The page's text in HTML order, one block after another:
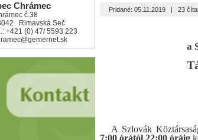
Chrámec
č.38
Rimavská Seč
+421 (0) 47/ 5593 223
Pridané: 05.11.2019 |23
a
A Szlovák
7:00 órától 22:00 óráig